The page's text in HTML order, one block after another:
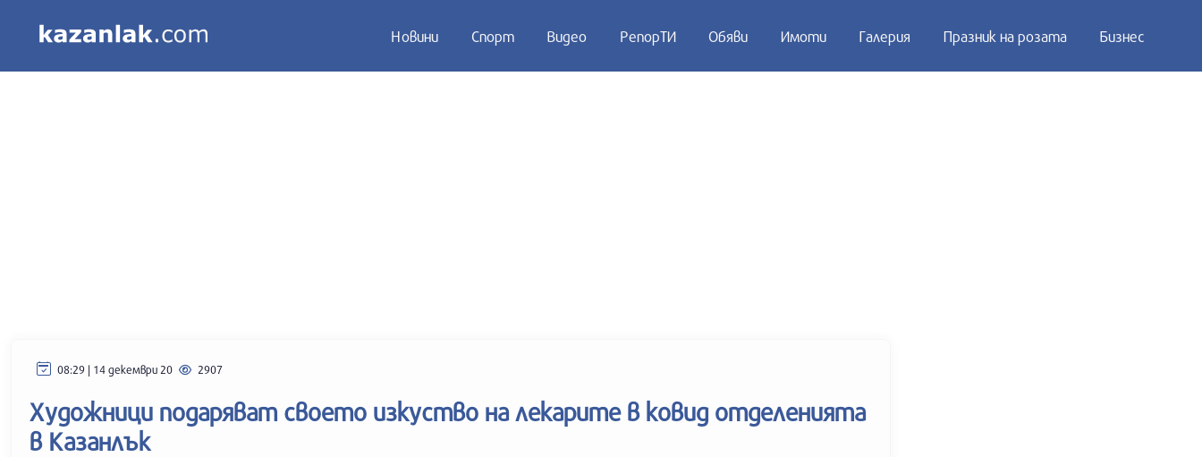
Новини Спорт Видео РепорТИ Обяви Имоти Галерия Празник на розата Бизнес
08:29 | 14 декември 20 2907
Художници подаряват своето изкуство на лекарите в ковид отделенията
в Казанлък